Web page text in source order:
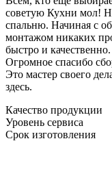
советую Кухни мол!
спальню. Начиная с
монтажом никаких
быстро и
Огромное спасибо
Это мастер своего
здесь.
Качество продукции
Уровень сервиса
Срок изготовления